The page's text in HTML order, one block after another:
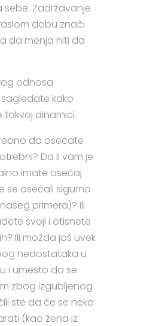
Zadržavanje
dobu znači
da menja niti da
odnosa
kako
takvoj dinamici.
da osećate
Da li vam je
imate osećaj
se osećali sigurno
primera)? Ili
svoji i otisnete
Ili možda još uvek
nedostataka u
i umesto da se
zbog izgubljenog
ste da će se neko
(kao žena iz